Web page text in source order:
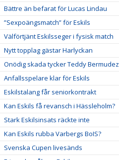
Bättre än befarat för Lucas Lindau
”Sexpoängsmatch” för Eskils
Välförtjänt Eskilsseger i fysisk match
Nytt topplag gästar Harlyckan
Onödig skada tycker Teddy Bermudez
Anfallsspelare klar för Eskils
Eskilstalang får seniorkontrakt
Kan Eskils få revansch i Hässleholm?
Stark Eskilsinsats räckte inte
Kan Eskils rubba Varbergs BoIS?
Svenska Cupen livesänds